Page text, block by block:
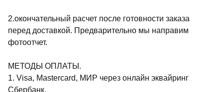
2.окончательный расчет после готовности заказа
перед доставкой. Предварительно мы направим
фотоотчет.
МЕТОДЫ ОПЛАТЫ.
1. Visa, Mastercard, МИР через онлайн эквайринг
Сбербанк.